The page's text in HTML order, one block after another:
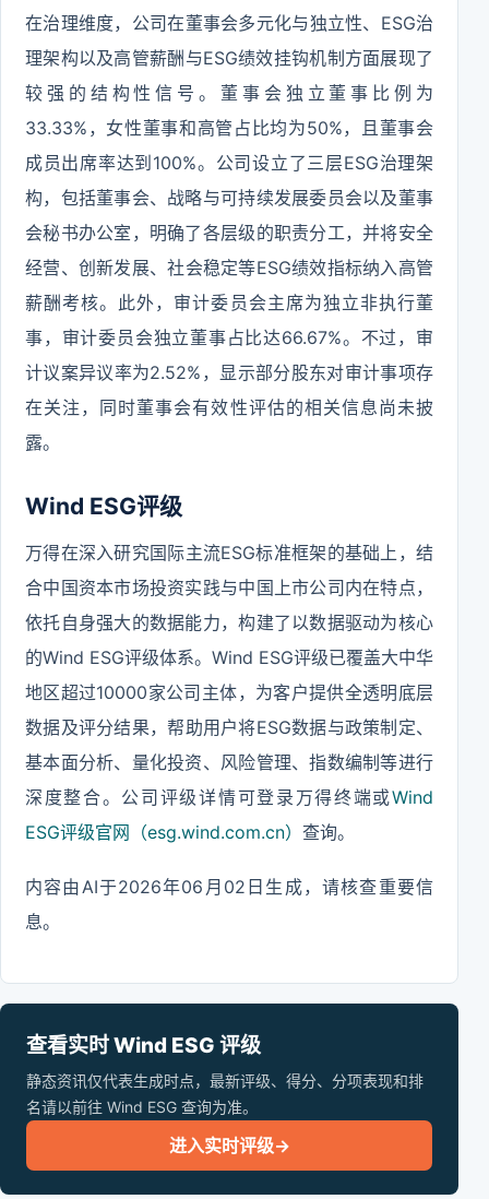
在治理维度，公司在董事会多元化与独立性、ESG治
理架构以及高管薪酬与ESG绩效挂钩机制方面展现了
较强的结构性信号。董事会独立董事比例为
33.33%，女性董事和高管占比均为50%，且董事会
成员出席率达到100%。公司设立了三层ESG治理架
构，包括董事会、战略与可持续发展委员会以及董事
会秘书办公室，明确了各层级的职责分工，并将安全
经营、创新发展、社会稳定等ESG绩效指标纳入高管
薪酬考核。此外，审计委员会主席为独立非执行董
事，审计委员会独立董事占比达66.67%。不过，审
计议案异议率为2.52%，显示部分股东对审计事项存
在关注，同时董事会有效性评估的相关信息尚未披
露。
Wind ESG评级
万得在深入研究国际主流ESG标准框架的基础上，结
合中国资本市场投资实践与中国上市公司内在特点，
依托自身强大的数据能力，构建了以数据驱动为核心
的Wind ESG评级体系。Wind ESG评级已覆盖大中华
地区超过10000家公司主体，为客户提供全透明底层
数据及评分结果，帮助用户将ESG数据与政策制定、
基本面分析、量化投资、风险管理、指数编制等进行
深度整合。公司评级详情可登录万得终端或Wind
ESG评级官网（esg.wind.com.cn） 查询。
内容由AI于2026年06月02日生成，请核查重要信
息。
查看实时 Wind ESG 评级
静态资讯仅代表生成时点，最新评级、得分、分项表现和排
名请以前往 Wind ESG 查询为准。
进入实时评级→